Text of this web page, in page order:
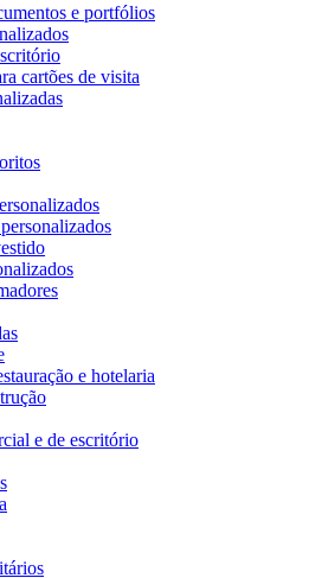
e portfólios
cartões de visita
e hotelaria
e de escritório